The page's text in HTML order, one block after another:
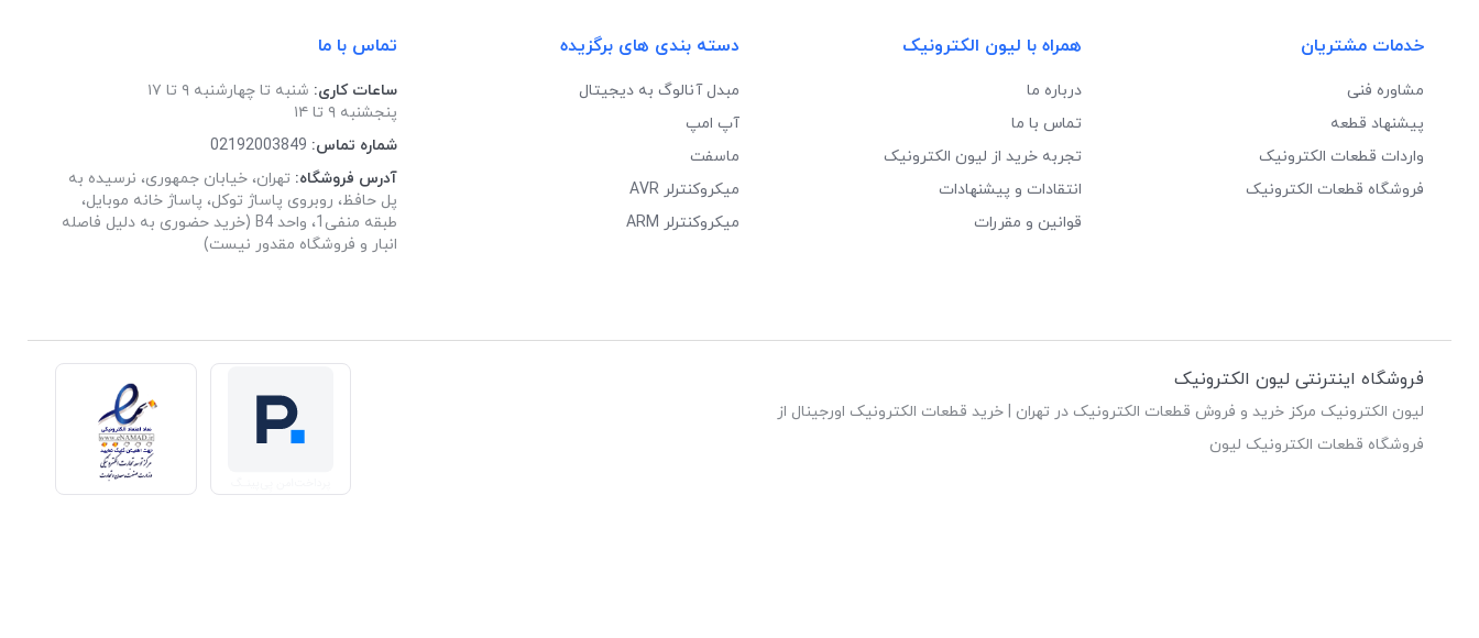
خدمات مشتریان
مشاوره فنی
پیشنهاد قطعه
واردات قطعات الکترونیک
فروشگاه قطعات الکترونیک
همراه با لیون الکترونیک
درباره ما
تماس با ما
تجربه خرید از لیون الکترونیک
انتقادات و پیشنهادات
قوانین و مقررات
دسته بندی های برگزیده
مبدل آنالوگ به دیجیتال
آپ امپ
ماسفت
میکروکنترلر AVR
میکروکنترلر ARM
تماس با ما
ساعات کاری: شنبه تا چهارشنبه ۹ تا ۱۷
پنجشنبه ۹ تا ۱۴
شماره تماس: 02192003849
آدرس فروشگاه: تهران، خیابان جمهوری، نرسیده به
پل حافظ، روبروی پاساژ توکل، پاساژ خانه موبایل،
طبقه منفی1، واحد B4 (خرید حضوری به دلیل فاصله
انبار و فروشگاه مقدور نیست)
فروشگاه اینترنتی لیون الکترونیک
لیون الکترونیک مرکز خرید و فروش قطعات الکترونیک در تهران | خرید قطعات الکترونیک اورجینال از
فروشگاه قطعات الکترونیک لیون